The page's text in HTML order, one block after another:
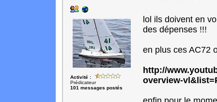
Activité :
Prédicateur
101 messages postés
lol ils doivent en
des dépenses !!!
en plus ces AC72
http://
overview-